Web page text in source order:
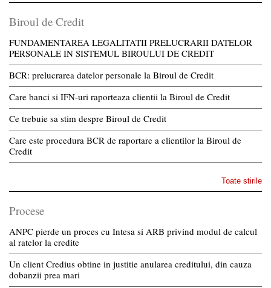
Biroul de Credit
FUNDAMENTAREA LEGALITATII PRELUCRARII DATELOR
PERSONALE IN SISTEMUL BIROULUI DE CREDIT
BCR: prelucrarea datelor personale la Biroul de Credit
Care banci si IFN-uri raporteaza clientii la Biroul de Credit
Ce trebuie sa stim despre Biroul de Credit
Care este procedura BCR de raportare a clientilor la Biroul de
Credit
Toate stirile
Procese
ANPC pierde un proces cu Intesa si ARB privind modul de calcul
al ratelor la credite
Un client Credius obtine in justitie anularea creditului, din cauza
dobanzii prea mari